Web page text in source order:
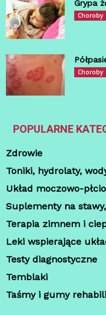
Grypa
Choroby
Choroby
POPULARNE
Zdrowie
Toniki, hydrolaty,
Układ moczowo-
Suplementy na
Terapia zimnem i
Leki wspierające
Testy diagnostyczne
Temblaki
Taśmy i gumy